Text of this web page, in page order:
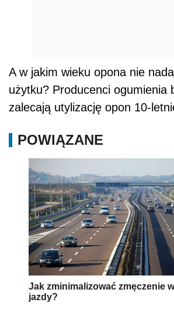
A w jakim wieku opona nie
użytku? Producenci ogumienia
zalecają utylizację opon 10-
POWIĄZANE
Jak zminimalizować zmęczenie
jazdy?